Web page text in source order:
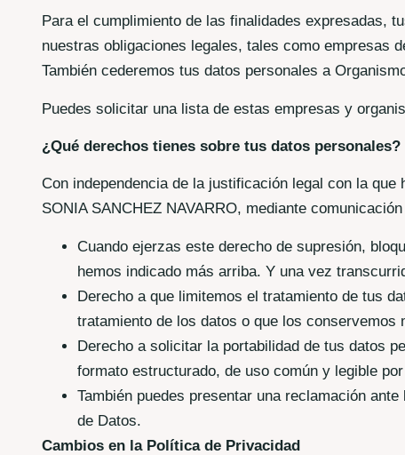
Para el cumplimiento de las finalidades expresadas,
nuestras obligaciones legales, tales como empresas
También cederemos tus datos personales a
Puedes solicitar una lista de estas empresas y
¿Qué derechos tienes sobre tus datos personales?
Con independencia de la justificación legal con la
SONIA SANCHEZ NAVARRO, mediante
Cuando ejerzas este derecho de supresión,
hemos indicado más arriba. Y una vez
Derecho a que limitemos el tratamiento de tus
tratamiento de los datos o que los
Derecho a solicitar la portabilidad de tus datos
formato estructurado, de uso común y legible
También puedes presentar una reclamación
de Datos.
Cambios en la Política de Privacidad